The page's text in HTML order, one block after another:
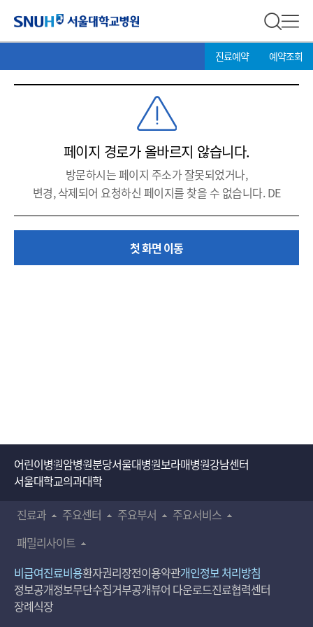
전체 검
재
위
진료예약 예약조회
SNUH 서울대학교병원
페이지 경로가 올바르지 않습니다.
방문하시는 페이지 주소가 잘못되었거나,
변경, 삭제되어 요청하신 페이지를 찾을 수 없습니다. DE
첫 화면 이동
어린이병원암병원분당서울대병원보라매병원강남센터
서울대학교의과대학
진료과
주요센터 주요부서
주요서비스
패밀리사이트
비급여진료비용환자권리장전이용약관개인정보 처리방침
정보공개정보무단수집거부공개뷰어 다운로드진료협력센터
장례식장